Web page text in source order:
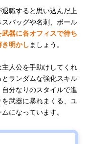
職すると思い込んだ上
バッグや名刺、ボール
器に各オフィスで待ち
明かし ましょう。
人公を手助けしてくれ
ランダムな強化スキル
分なりのスタイルで進
武器に暴れまくる、ユ
になっています。